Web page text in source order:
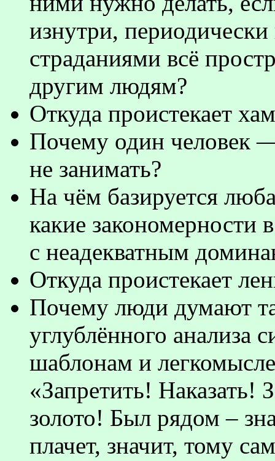
изнутри,
страданиями всё
другим людям?
Откуда проистекает
Почему один человек
не занимать?
На чём базируется
какие закономерности
с неадекватным
Откуда проистекает
Почему люди думают
углублённого
шаблонам и
«Запретить! Наказать!
золото! Был рядом –
плачет, значит, тому